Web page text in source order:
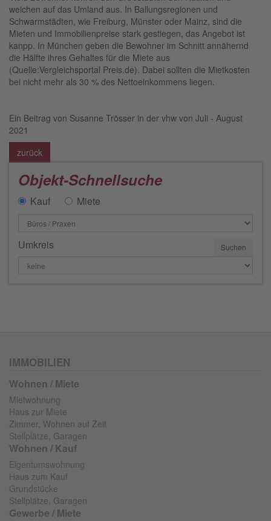
weichen auf das Umland aus. In Ballungsregionen und
Schwarmstädten, wie Freiburg, Münster oder Mainz, sind die
Mieten und Immobilienpreise stark gestiegen, das Angebot ist
kanpp. In München geben die Bewohner im Schnitt annähernd
die Hälfte ihres Gehaltes für die Miete aus
(Quelle:Vergleichsportal Preis.de). Dabei sollten die Mietkosten
bei nicht mehr als 30 % des Nettoeinkommens liegen.
Ein Beitrag von Susanne Trösser in der vhw von Juli - August
2021
zurück
Objekt-Schnellsuche
Kauf Miete
Umkreis
IMMOBILIEN
Wohnen / Miete
Mietwohnung
Haus zur Miete
Zimmer, Wohnen auf Zeit
Stellplätze, Garagen
Wohnen / Kauf
Eigentumswohnung
Haus zum Kauf
Grundstücke
Stellplätze, Garagen
Gewerbe / Miete